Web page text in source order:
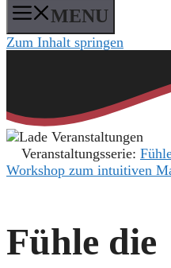
MENU
Zum Inhalt springen
Veranstaltungsserie:
Workshop zum intuitiven
Fühle die